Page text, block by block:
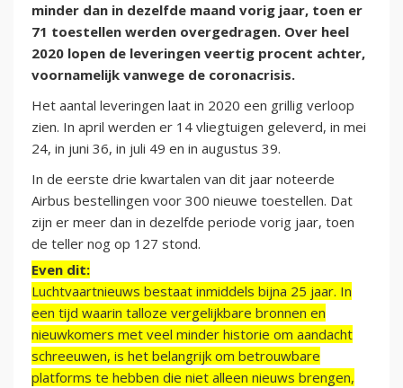
minder dan in dezelfde maand vorig jaar, toen er
71 toestellen werden overgedragen. Over heel
2020 lopen de leveringen veertig procent achter,
voornamelijk vanwege de coronacrisis.
Het aantal leveringen laat in 2020 een grillig verloop
zien. In april werden er 14 vliegtuigen geleverd, in mei
24, in juni 36, in juli 49 en in augustus 39.
In de eerste drie kwartalen van dit jaar noteerde
Airbus bestellingen voor 300 nieuwe toestellen. Dat
zijn er meer dan in dezelfde periode vorig jaar, toen
de teller nog op 127 stond.
Even dit:
Luchtvaartnieuws bestaat inmiddels bijna 25 jaar. In
een tijd waarin talloze vergelijkbare bronnen en
nieuwkomers met veel minder historie om aandacht
schreeuwen, is het belangrijk om betrouwbare
platforms te hebben die niet alleen nieuws brengen,